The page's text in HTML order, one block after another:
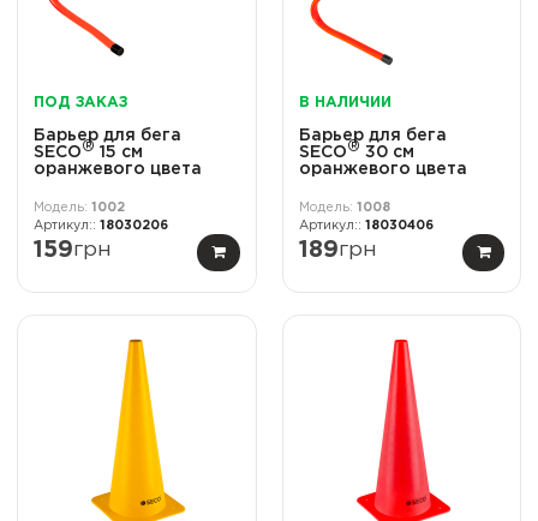
ПОД ЗАКАЗ
Барьер для бега
SECO® 15 см
оранжевого цвета
1002
18030206
159грн
В НАЛИЧИИ
Барьер для бега
SECO® 30 см
оранжевого цвета
1008
18030406
189грн